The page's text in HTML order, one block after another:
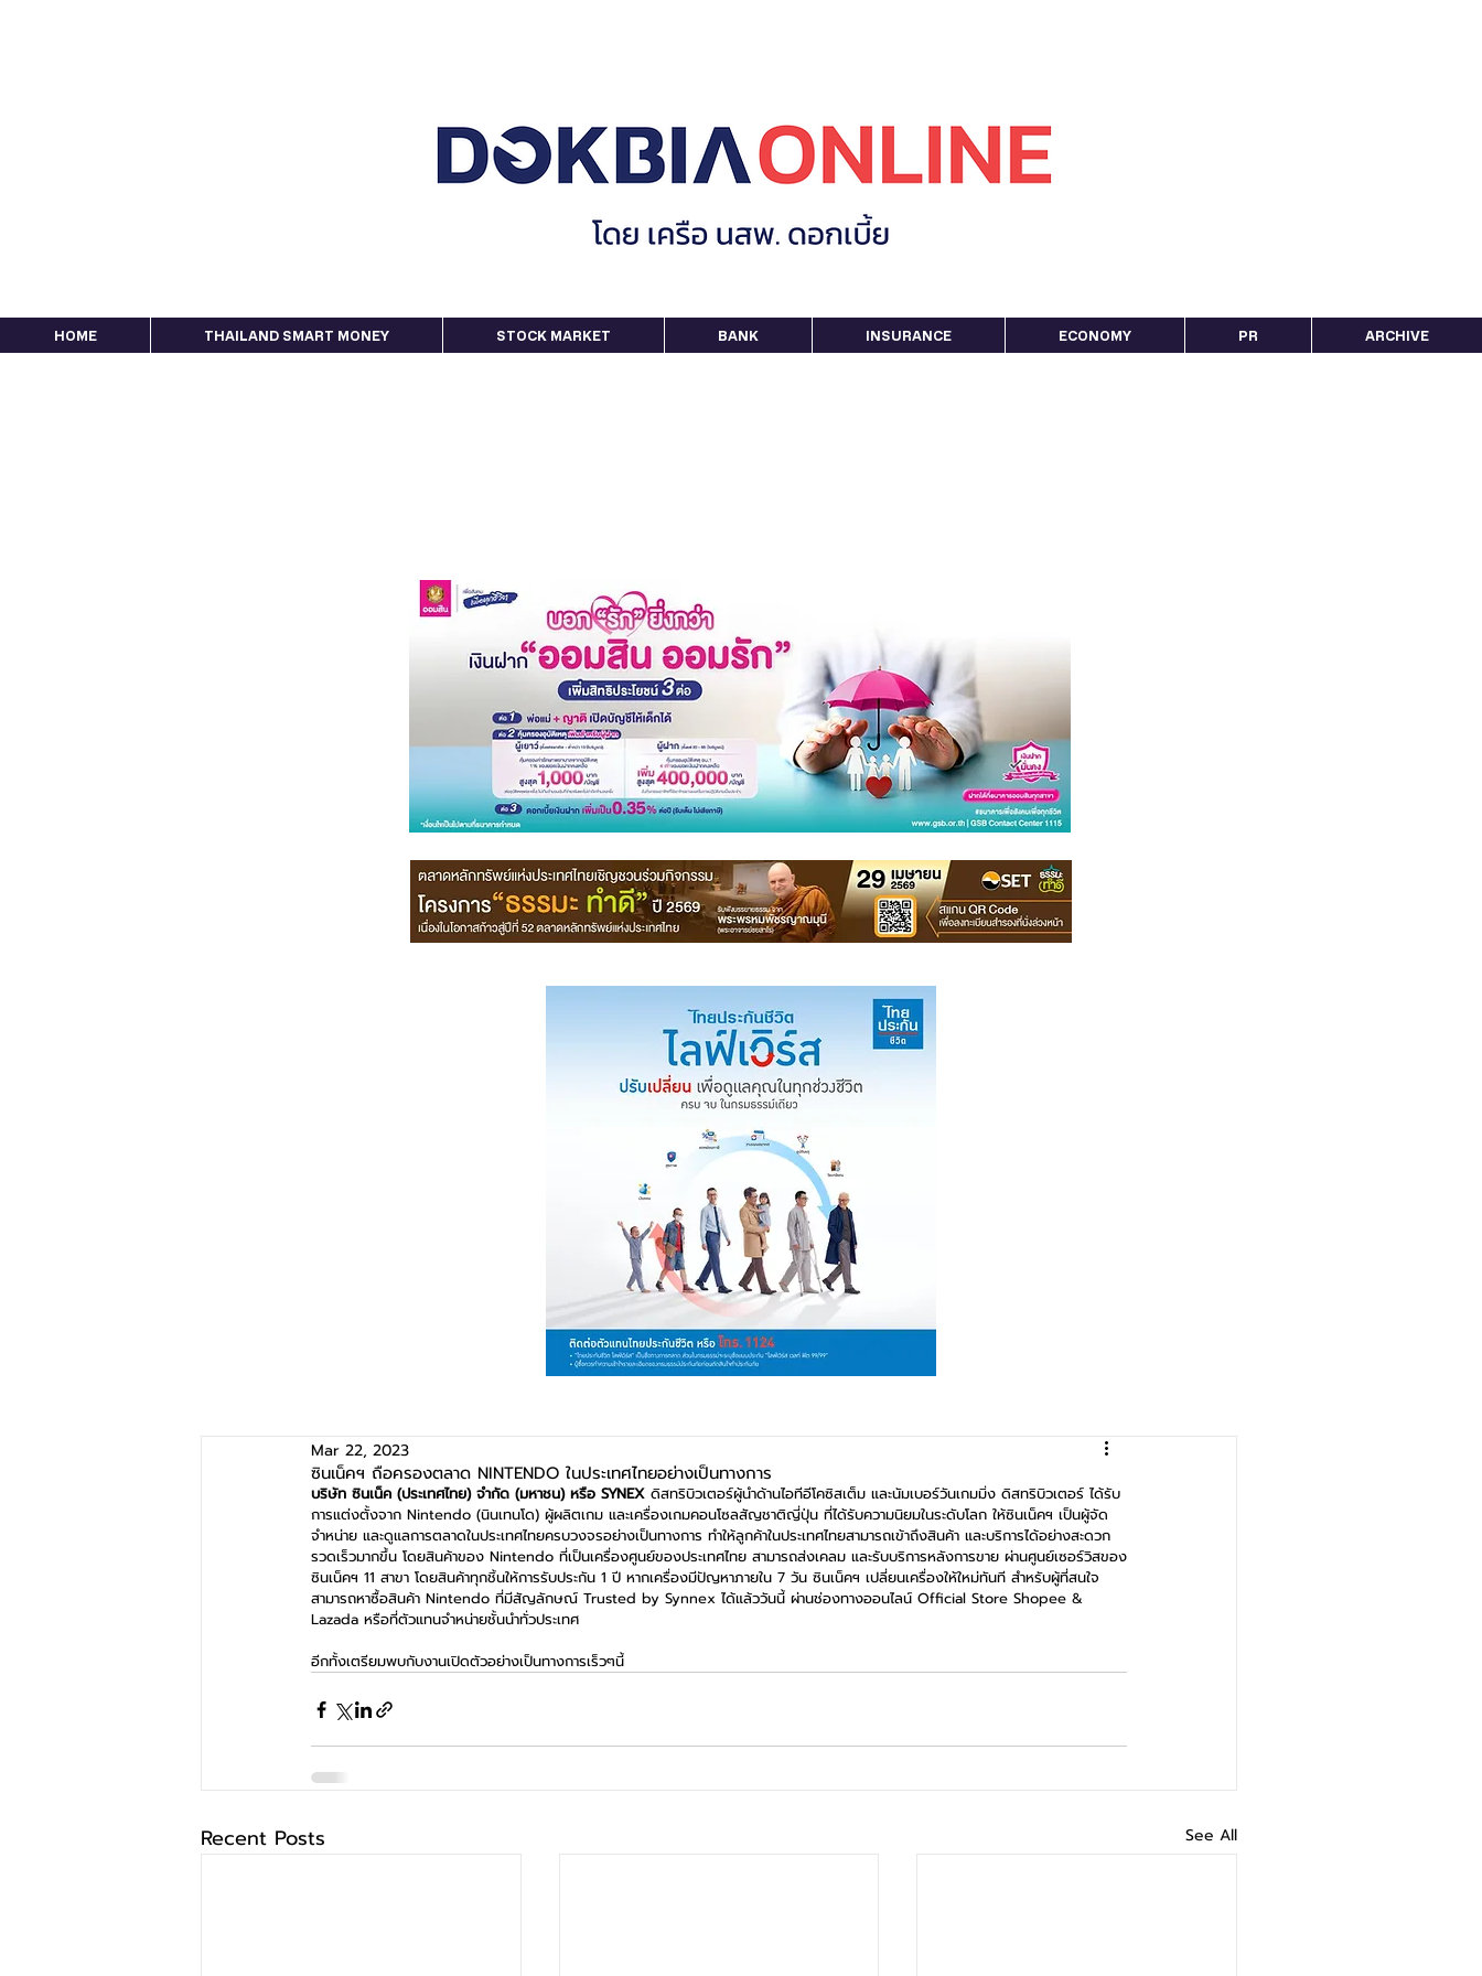
HOME THAILAND SMART MONEY STOCK MARKET BANK INSURANCE ECONOMY PR ARCHIVE
ซินเน็คฯ ถือครองตลาด NINTENDO ในประเทศไทยอย่างเป็นทางการ
Mar 22, 2023
บริษัท ซินเน็ค (ประเทศไทย) จำกัด (มหาชน) หรือ SYNEX ดิสทริบิวเตอร์ผู้นำด้านไอทีอีโคซิสเต็ม และนัมเบอร์วันเกมมิ่ง ดิสทริบิวเตอร์ ได้รับ
การแต่งตั้งจาก Nintendo (นินเทนโด) ผู้ผลิตเกม และเครื่องเกมคอนโซลสัญชาติญี่ปุ่น ที่ได้รับความนิยมในระดับโลก ให้ซินเน็คฯ เป็นผู้จัด
จำหน่าย และดูแลการตลาดในประเทศไทยครบวงจรอย่างเป็นทางการ ทำให้ลูกค้าในประเทศไทยสามารถเข้าถึงสินค้า และบริการได้อย่างสะดวก
รวดเร็วมากขึ้น โดยสินค้าของ Nintendo ที่เป็นเครื่องศูนย์ของประเทศไทย สามารถส่งเคลม และรับบริการหลังการขาย ผ่านศูนย์เซอร์วิสของ
ซินเน็คฯ 11 สาขา โดยสินค้าทุกชิ้นให้การรับประกัน 1 ปี หากเครื่องมีปัญหาภายใน 7 วัน ซินเน็คฯ เปลี่ยนเครื่องให้ใหม่ทันที สำหรับผู้ที่สนใจ
สามารถหาซื้อสินค้า Nintendo ที่มีสัญลักษณ์ Trusted by Synnex ได้แล้ววันนี้ ผ่านช่องทางออนไลน์ Official Store Shopee &
Lazada หรือที่ตัวแทนจำหน่ายชั้นนำทั่วประเทศ
อีกทั้งเตรียมพบกับงานเปิดตัวอย่างเป็นทางการเร็วๆนี้
Recent Posts See All